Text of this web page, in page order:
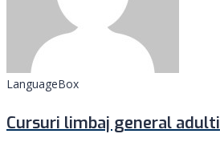
LanguageBox
Cursuri limbaj general adulti